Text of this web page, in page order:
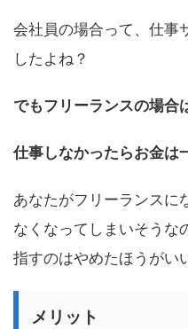
会社員の場合って、仕事
したよね？
でもフリーランスの場合
仕事しなかったらお金は
あなたがフリーランスに
なくなってしまいそうな
指すのはやめたほうがい
メリット